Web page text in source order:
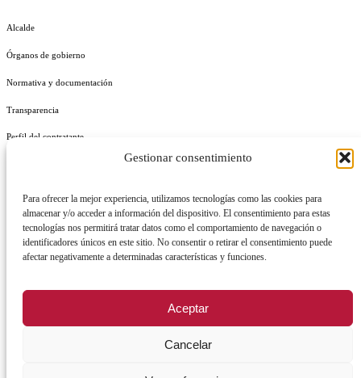
Gestionar consentimiento
Para ofrecer la mejor experiencia, utilizamos tecnologías como las cookies para
almacenar y/o acceder a información del dispositivo. El consentimiento para estas
tecnologías nos permitirá tratar datos como el comportamiento de navegación o
identificadores únicos en este sitio. No consentir o retirar el consentimiento puede
afectar negativamente a determinadas características y funciones.
Aceptar
Cancelar
Alcalde
Órganos de gobierno
Normativa y documentación
Transparencia
Perfil del contratante
REGISTRO DE ACTIVIDADES DE TRATAMIENTO